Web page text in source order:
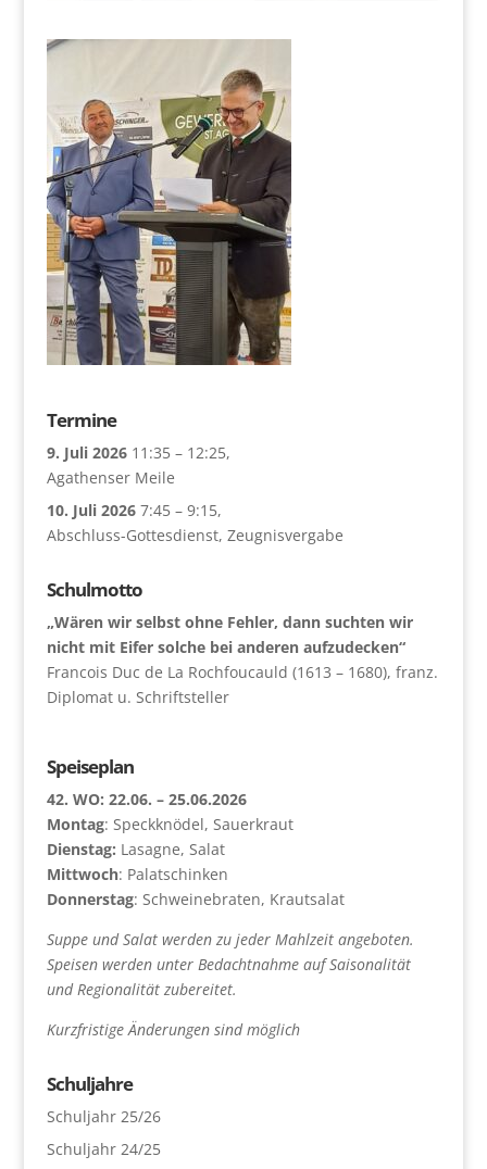
Termine
9. Juli 2026 11:35 – 12:25,
Agathenser Meile
10. Juli 2026 7:45 – 9:15,
Abschluss-Gottesdienst, Zeugnisvergabe
Schulmotto
„Wären wir selbst ohne Fehler, dann suchten wir
nicht mit Eifer solche bei anderen aufzudecken“
Francois Duc de La Rochfoucauld (1613 – 1680), franz.
Diplomat u. Schriftsteller
Speiseplan
42. WO: 22.06. – 25.06.2026
Montag: Speckknödel, Sauerkraut
Dienstag: Lasagne, Salat
Mittwoch: Palatschinken
Donnerstag: Schweinebraten, Krautsalat
Suppe und Salat werden zu jeder Mahlzeit angeboten.
Speisen werden unter Bedachtnahme auf Saisonalität
und Regionalität zubereitet.
Kurzfristige Änderungen sind möglich
Schuljahre
Schuljahr 25/26
Schuljahr 24/25